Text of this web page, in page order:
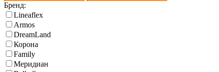
Бренд:
Lineaflex
Armos
DreamLand
Корона
Family
Меридиан